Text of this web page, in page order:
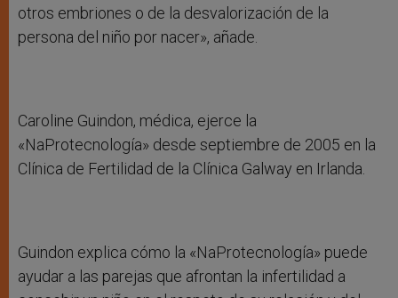
otros embriones o de la desvalorización de la
persona del niño por nacer», añade.
Caroline Guindon, médica, ejerce la
«NaProtecnología» desde septiembre de 2005 en la
Clínica de Fertilidad de la Clínica Galway en Irlanda.
Guindon explica cómo la «NaProtecnología» puede
ayudar a las parejas que afrontan la infertilidad a